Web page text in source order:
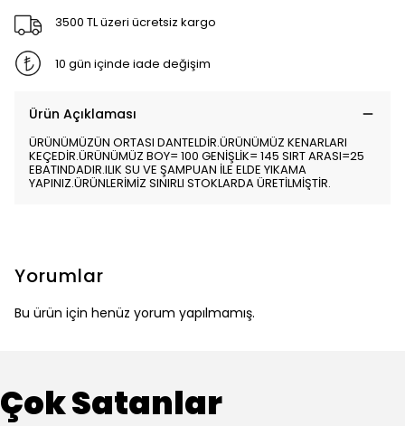
3500 TL üzeri ücretsiz kargo
10 gün içinde iade değişim
Ürün Açıklaması
ÜRÜNÜMÜZÜN ORTASI DANTELDİR.ÜRÜNÜMÜZ KENARLARI
KEÇEDİR.ÜRÜNÜMÜZ BOY= 100 GENİŞLİK= 145 SIRT ARASI=25
EBATINDADIR.ILIK SU VE ŞAMPUAN İLE ELDE YIKAMA
YAPINIZ.ÜRÜNLERİMİZ SINIRLI STOKLARDA ÜRETİLMİŞTİR.
Yorumlar
Bu ürün için henüz yorum yapılmamış.
Çok Satanlar